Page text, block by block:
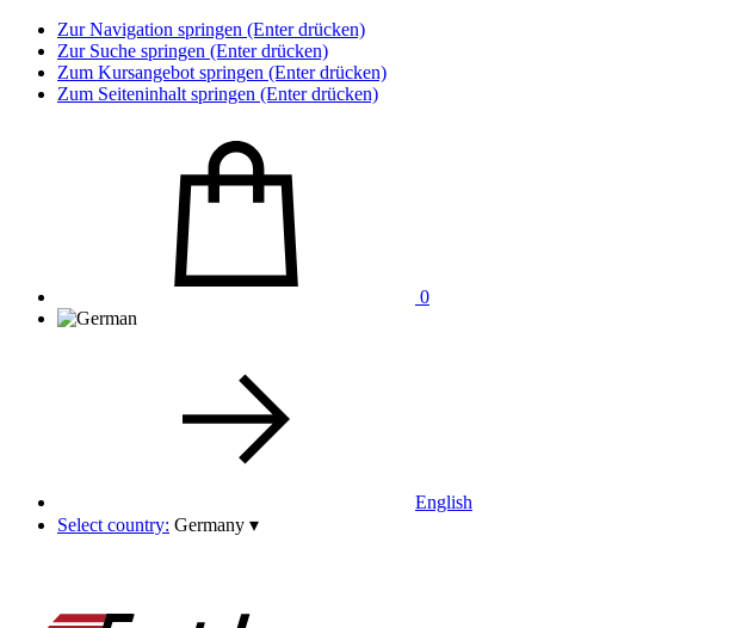
Zur Navigation springen (Enter drücken)
Zur Suche springen (Enter drücken)
Zum Kursangebot springen (Enter drücken)
Zum Seiteninhalt springen (Enter drücken)
0
English
Select country: Germany ▾